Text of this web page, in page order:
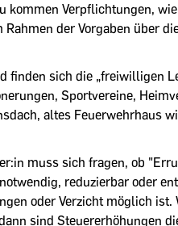
kommen Verpflichtungen,
Rahmen der Vorgaben über
finden sich die „freiwilligen
Sportvereine,
altes Feuerwehrhaus
muss sich fragen, ob
reduzierbar oder
oder Verzicht möglich
sind Steuererhöhungen